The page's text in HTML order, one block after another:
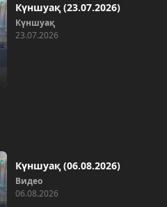
Күншуақ (23.07.2026)
Күншуақ
23.07.2026
Күншуақ (06.08.2026)
Видео
06.08.2026